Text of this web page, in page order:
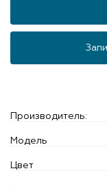
Производитель:
Модель
Цвет